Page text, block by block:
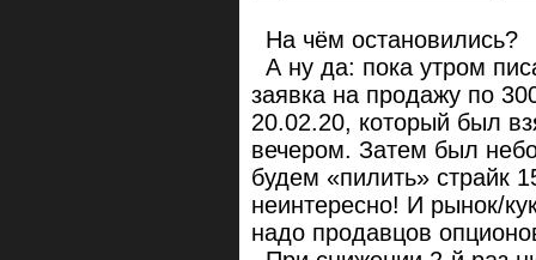
На чём остановились?
А ну да: пока утром
заявка на продажу по
20.02.20, который был
вечером. Затем был
будем «пилить» страйк
неинтересно! И рынок/
надо продавцов